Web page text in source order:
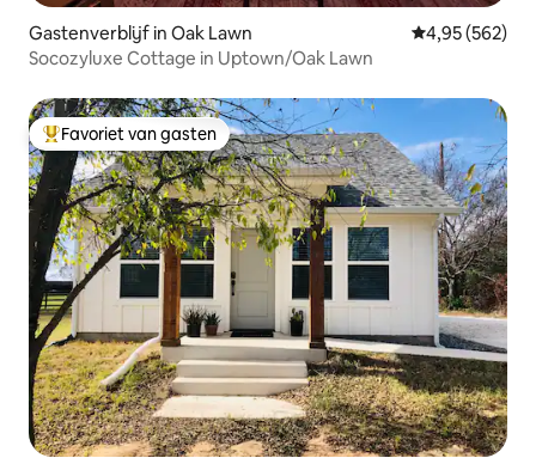
Gastenverblijf in Oak Lawn Gemiddelde
4,95 (562)
Socozyluxe Cottage in Uptown/Oak Lawn
Topfavoriet van gasten
Favoriet van gasten